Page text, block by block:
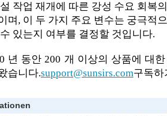
작업 재개에 따른 강성 수요 회복
며, 이 두 가지 주요 변수는 궁극적
있는지 여부를 결정할 것입니다.
년 동안 200 개 이상의 상품에 대
습니다.support@sunsirs.com구독하